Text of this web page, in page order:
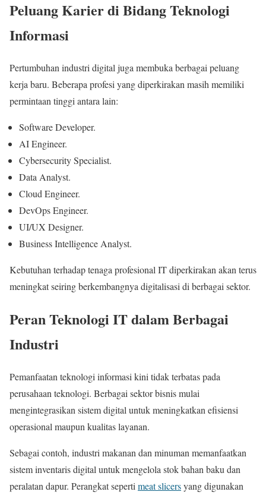
Peluang Karier di Bidang Teknologi
Informasi
Pertumbuhan industri digital juga membuka berbagai peluang
kerja baru. Beberapa profesi yang diperkirakan masih memiliki
permintaan tinggi antara lain:
Software Developer.
AI Engineer.
Cybersecurity Specialist.
Data Analyst.
Cloud Engineer.
DevOps Engineer.
UI/UX Designer.
Business Intelligence Analyst.
Kebutuhan terhadap tenaga profesional IT diperkirakan akan terus
meningkat seiring berkembangnya digitalisasi di berbagai sektor.
Peran Teknologi IT dalam Berbagai
Industri
Pemanfaatan teknologi informasi kini tidak terbatas pada
perusahaan teknologi. Berbagai sektor bisnis mulai
mengintegrasikan sistem digital untuk meningkatkan efisiensi
operasional maupun kualitas layanan.
Sebagai contoh, industri makanan dan minuman memanfaatkan
sistem inventaris digital untuk mengelola stok bahan baku dan
peralatan dapur. Perangkat seperti meat slicersyang digunakan